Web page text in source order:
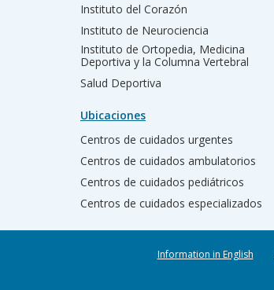
Instituto del Corazón
Instituto de Neurociencia
Instituto de Ortopedia, Medicina
Deportiva y la Columna Vertebral
Salud Deportiva
Ubicaciones
Centros de cuidados urgentes
Centros de cuidados ambulatorios
Centros de cuidados pediátricos
Centros de cuidados especializados
Information in English